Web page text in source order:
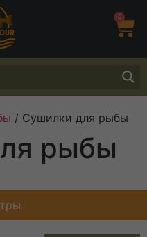
0
/ Сушилки для рыбы
рыбы